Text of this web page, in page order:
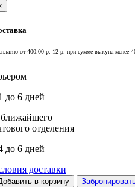
от 400.00 р. 12 р. при сумме выкупа менее
до 6 дней
отделения
до 6 дней
доставки
в корзину